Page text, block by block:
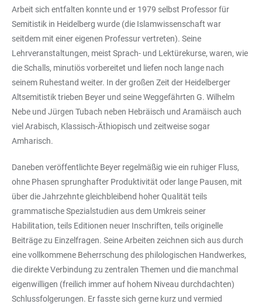
Arbeit sich entfalten konnte und er 1979 selbst Professor für
Semitistik in Heidelberg wurde (die Islamwissenschaft war
seitdem mit einer eigenen Professur vertreten). Seine
Lehrveranstaltungen, meist Sprach- und Lektürekurse, waren, wie
die Schalls, minutiös vorbereitet und liefen noch lange nach
seinem Ruhestand weiter. In der großen Zeit der Heidelberger
Altsemitistik trieben Beyer und seine Weggefährten G. Wilhelm
Nebe und Jürgen Tubach neben Hebräisch und Aramäisch auch
viel Arabisch, Klassisch-Äthiopisch und zeitweise sogar
Amharisch.
Daneben veröffentlichte Beyer regelmäßig wie ein ruhiger Fluss,
ohne Phasen sprunghafter Produktivität oder lange Pausen, mit
über die Jahrzehnte gleichbleibend hoher Qualität teils
grammatische Spezialstudien aus dem Umkreis seiner
Habilitation, teils Editionen neuer Inschriften, teils originelle
Beiträge zu Einzelfragen. Seine Arbeiten zeichnen sich aus durch
eine vollkommene Beherrschung des philologischen Handwerkes,
die direkte Verbindung zu zentralen Themen und die manchmal
eigenwilligen (freilich immer auf hohem Niveau durchdachten)
Schlussfolgerungen. Er fasste sich gerne kurz und vermied